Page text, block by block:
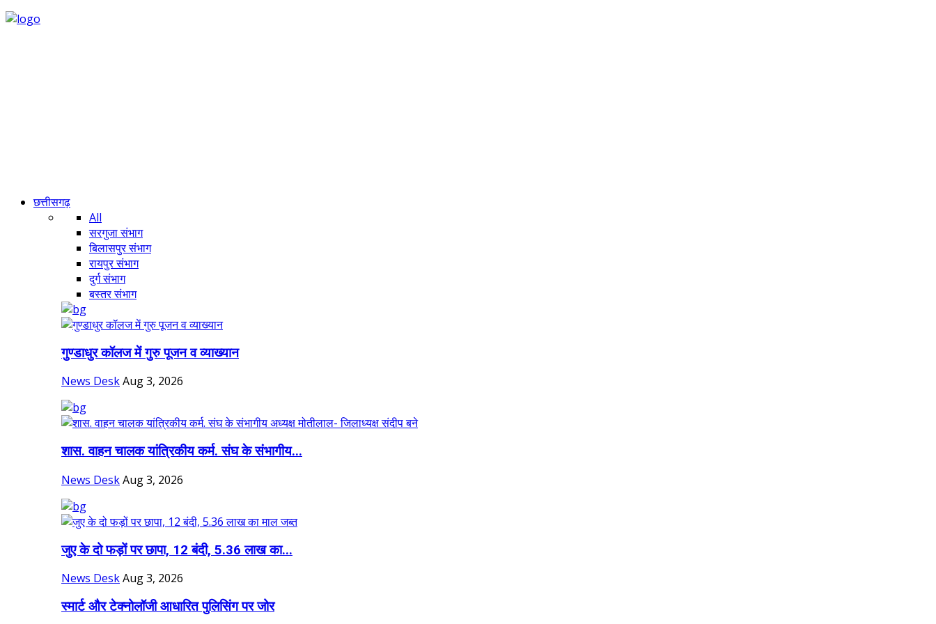
छत्तीसगढ़
All
सरगुजा संभाग
बिलासपुर संभाग
रायपुर संभाग
दुर्ग संभाग
बस्तर संभाग
गुण्डाधुर कॉलज में गुरु पूजन व व्याख्यान
News DeskAug 3, 2026
शास. वाहन चालक यांत्रिकीय कर्म. संघ के संभागीय...
News DeskAug 3, 2026
जुए के दो फड़ों पर छापा, 12 बंदी, 5.36 लाख का...
News DeskAug 3, 2026
स्मार्ट और टेक्नोलॉजी आधारित पुलिसिंग पर जोर